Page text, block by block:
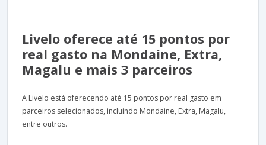
Livelo oferece até 15 pontos por
real gasto na Mondaine, Extra,
Magalu e mais 3 parceiros
A Livelo está oferecendo até 15 pontos por real gasto em
parceiros selecionados, incluindo Mondaine, Extra, Magalu,
entre outros.